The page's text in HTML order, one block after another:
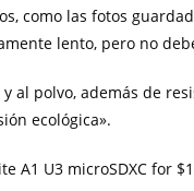
como las fotos
lento, pero no
al polvo, además de
ecológica».
A1 U3 microSDXC for